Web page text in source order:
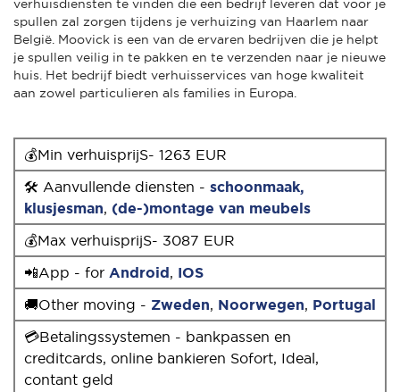
verhuisdiensten te vinden die een bedrijf leveren dat voor je
spullen zal zorgen tijdens je verhuizing van Haarlem naar
België. Moovick is een van de ervaren bedrijven die je helpt
je spullen veilig in te pakken en te verzenden naar je nieuwe
huis. Het bedrijf biedt verhuisservices van hoge kwaliteit
aan zowel particulieren als families in Europa.
💰Min verhuisprijS- 1263 EUR
🛠 Aanvullende diensten - schoonmaak,
klusjesman, (de-)montage van meubels
💰Max verhuisprijS- 3087 EUR
📲App - for Android, IOS
🚚Other moving - Zweden, Noorwegen, Portugal
💳Betalingssystemen - bankpassen en
creditcards, online bankieren Sofort, Ideal,
contant geld